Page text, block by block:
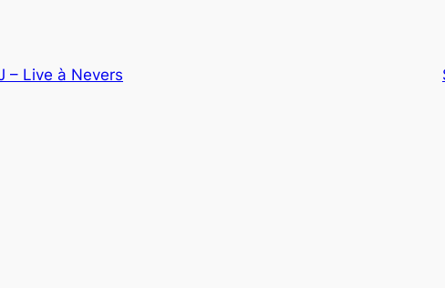
– Live à Nevers